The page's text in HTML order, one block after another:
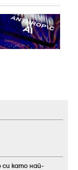
си като най-